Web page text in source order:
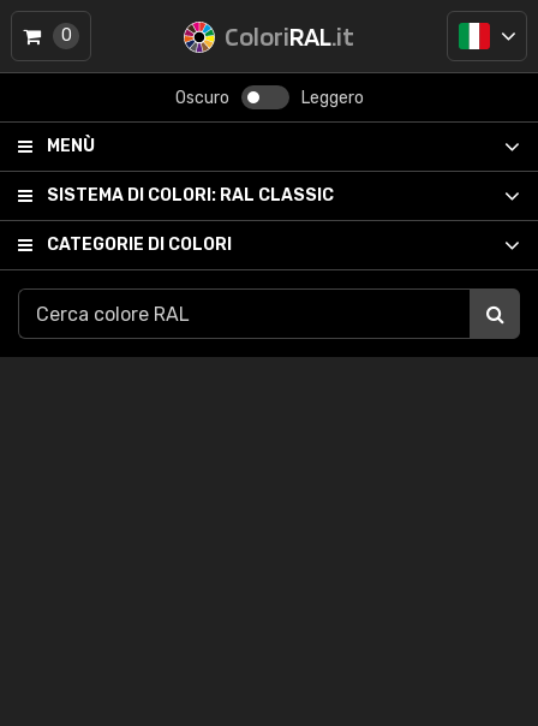
ColoriRAL.it
Oscuro Leggero
MENÙ
SISTEMA DI COLORI: RAL CLASSIC
CATEGORIE DI COLORI
0